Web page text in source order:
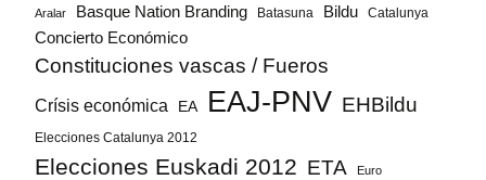
Aralar Basque Nation Branding Batasuna Bildu Catalunya
Concierto Económico
Constituciones vascas / Fueros
Crísis económica EA EAJ-PNV EHBildu
Elecciones Catalunya 2012
Elecciones Euskadi 2012 ETA Euro